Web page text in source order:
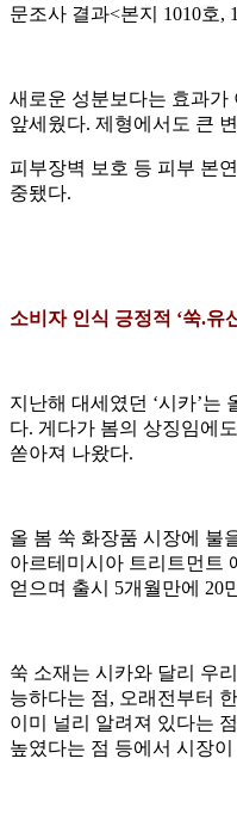
문조사 결과<본지 1010호,
새로운 성분보다는 효과가
앞세웠다. 제형에서도 큰
피부장벽 보호 등 피부 본
중됐다.
소비자 인식 긍정적 ‘쑥.유
지난해 대세였던 ‘시카’는
다. 게다가 봄의 상징임에
쏟아져 나왔다.
올 봄 쑥 화장품 시장에 불
아르테미시아 트리트먼트
얻으며 출시 5개월만에 20
쑥 소재는 시카와 달리 우
능하다는 점, 오래전부터
이미 널리 알려져 있다는
높였다는 점 등에서 시장이